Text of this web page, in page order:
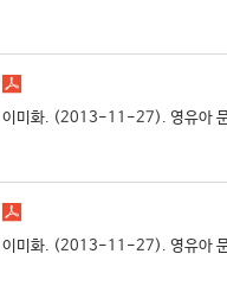
이미화. (2013-11-27). 영유아 문
이미화. (2013-11-27). 영유아 문